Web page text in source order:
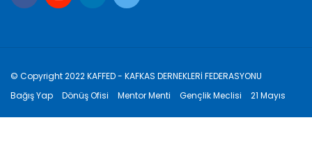
© Copyright 2022 KAFFED - KAFKAS DERNEKLERİ FEDERASYONU
Bağış Yap
Dönüş Ofisi Mentor Menti Gençlik Meclisi 21 Mayıs